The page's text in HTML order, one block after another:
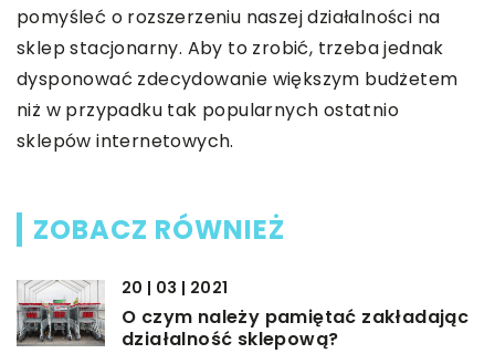
pomyśleć o rozszerzeniu naszej działalności na
sklep stacjonarny. Aby to zrobić, trzeba jednak
dysponować zdecydowanie większym budżetem
niż w przypadku tak popularnych ostatnio
sklepów internetowych.
ZOBACZ RÓWNIEŻ
20 | 03 | 2021
O czym należy pamiętać zakładając
działalność sklepową?